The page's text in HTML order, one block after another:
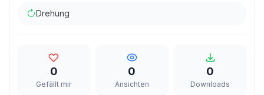
Drehung
0
Gefällt mir
0
Ansichten
0
Downloads